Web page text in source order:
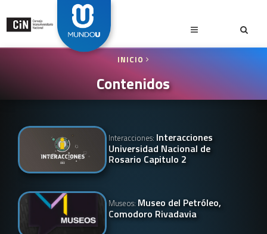
INICIO
Contenidos
Interacciones: Interacciones
Universidad Nacional de
Rosario Capitulo 2
Museos: Museo del Petróleo,
Comodoro Rivadavia